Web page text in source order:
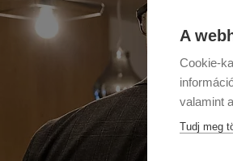
A
Cookie-
valamint
Tudj meg